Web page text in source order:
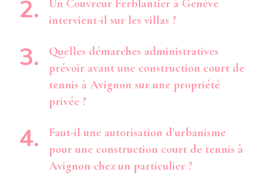
Un Couvreur Ferblantier à Genève
intervient-il sur les villas ?
Quelles démarches administratives
prévoir avant une construction court de
tennis à Avignon sur une propriété
privée ?
Faut-il une autorisation d’urbanisme
pour une construction court de tennis à
Avignon chez un particulier ?